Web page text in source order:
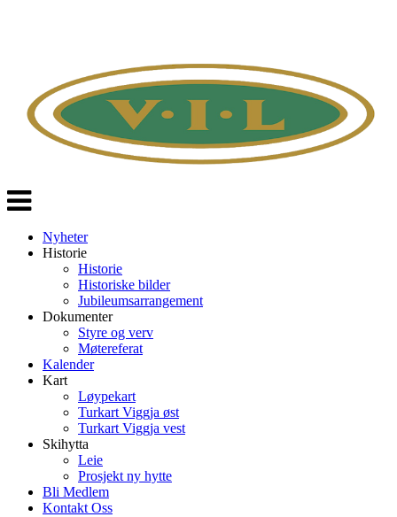
Veksle
navigasjon
Nyheter
Historie
Historie
Historiske bilder
Jubileumsarrangement
Dokumenter
Styre og verv
Møtereferat
Kalender
Kart
Løypekart
Turkart Viggja øst
Turkart Viggja vest
Skihytta
Leie
Prosjekt ny hytte
Bli Medlem
Kontakt Oss